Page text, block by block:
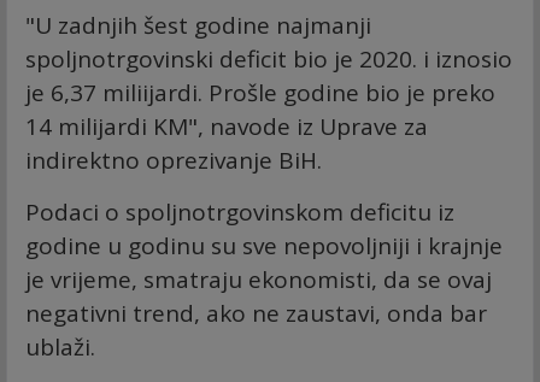
"U zadnjih šest godine najmanji
spoljnotrgovinski deficit bio je 2020. i iznosio
je 6,37 miliijardi. Prošle godine bio je preko
14 milijardi KM", navode iz Uprave za
indirektno oprezivanje BiH.
Podaci o spoljnotrgovinskom deficitu iz
godine u godinu su sve nepovoljniji i krajnje
je vrijeme, smatraju ekonomisti, da se ovaj
negativni trend, ako ne zaustavi, onda bar
ublaži.